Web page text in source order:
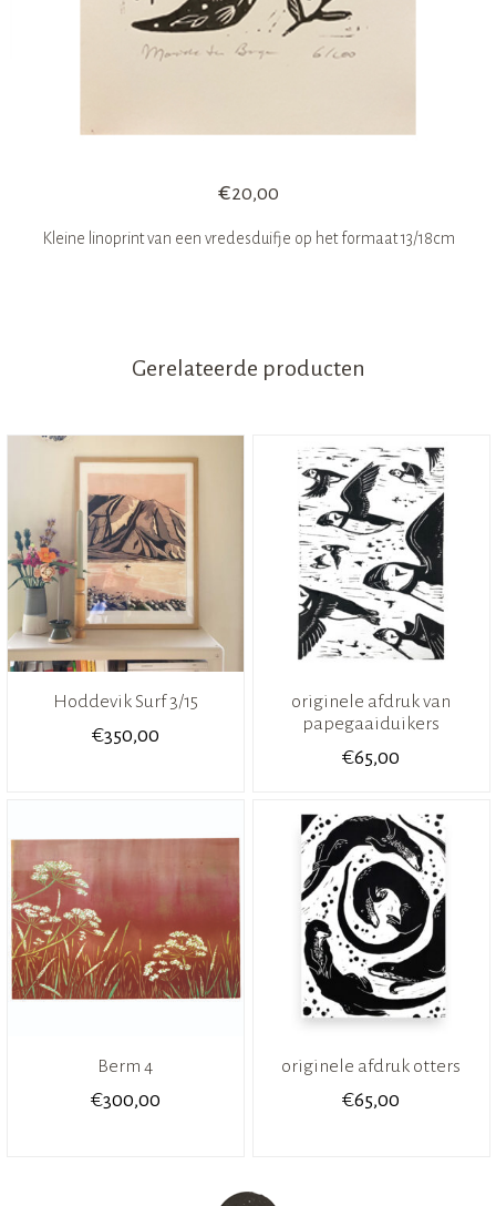
€20,00
Kleine linoprint van een vredesduifje op het formaat 13/18cm
Gerelateerde producten
Hoddevik Surf 3/15
€350,00
originele afdruk van
papegaaiduikers
€65,00
Berm 4
€300,00
originele afdruk otters
€65,00